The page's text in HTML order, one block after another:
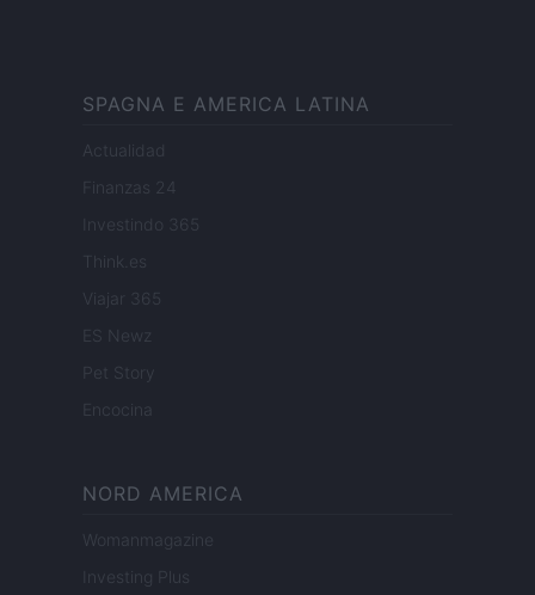
SPAGNA E AMERICA LATINA
Actualidad
Finanzas 24
Investindo 365
Think.es
Viajar 365
ES Newz
Pet Story
Encocina
NORD AMERICA
Womanmagazine
Investing Plus